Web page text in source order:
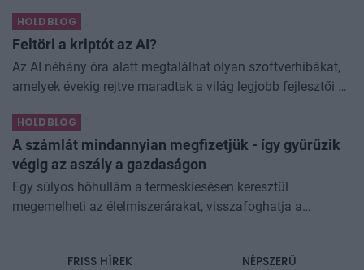
Kevesebb alkoholt iszunk
HOLDBLOG
Feltöri a kriptót az AI?
Az AI néhány óra alatt megtalálhat olyan szoftverhibákat,
amelyek évekig rejtve maradtak a világ legjobb fejlesztői és
különösen nagy...
HOLDBLOG
A számlát mindannyian megfizetjük - így gyűrűzik
végig az aszály a gazdaságon
Egy súlyos hőhullám a terméskiesésen keresztül
megemelheti az élelmiszerárakat, visszafoghatja a
FRISS HÍREK NÉPSZERŰ